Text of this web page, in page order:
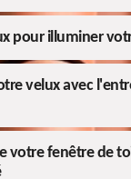
pour illuminer
velux avec
votre fenêtre de